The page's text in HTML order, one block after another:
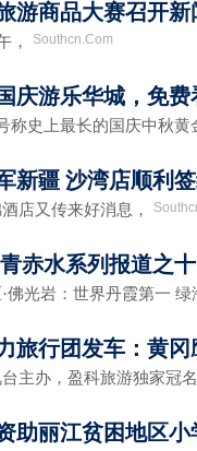
游商品大赛召开
， Southcn.Com
庆游乐华城，免费
史上最长的国庆中秋黄
新疆 沙湾店顺利
又传来好消息，
赤水系列报道之
佛光岩：世界丹霞第一 绿
旅行团发车：黄冈
办，盈科旅游独家冠名
助丽江贫困地区